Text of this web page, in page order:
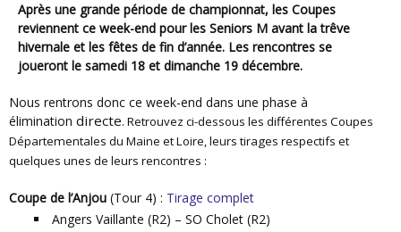
Après une grande période de championnat, les Coupes
reviennent ce week-end pour les Seniors M avant la trêve
hivernale et les fêtes de fin d’année. Les rencontres se
joueront le samedi 18 et dimanche 19 décembre.
Nous rentrons donc ce week-end dans une phase à
élimination directe. Retrouvez ci-dessous les différentes Coupes
Départementales du Maine et Loire, leurs tirages respectifs et
quelques unes de leurs rencontres :
Coupe de l’Anjou (Tour 4) : Tirage complet
Angers Vaillante (R2) – SO Cholet (R2)